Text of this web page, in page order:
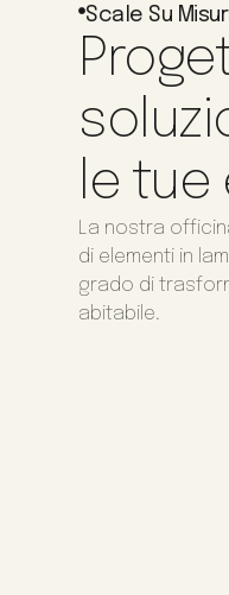
Scale Su
le tue
La nostra
di elementi in
grado di
abitabile.